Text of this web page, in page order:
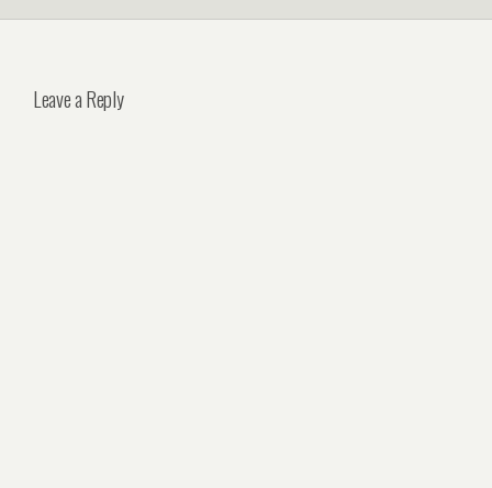
Leave a Reply